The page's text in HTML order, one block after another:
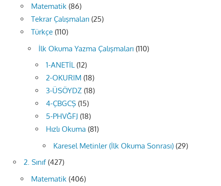
Matematik (86)
Tekrar Çalışmaları (25)
Türkçe (110)
İlk Okuma Yazma Çalışmaları (110)
1-ANETİL(12)
2-OKURIM (18)
3-ÜSÖYDZ (18)
4-ÇBGCŞ (15)
5-PHVĞFJ (18)
Hızlı Okuma (81)
Karesel Metinler (İlk Okuma Sonrası) (29)
2. Sınıf(427)
Matematik (406)